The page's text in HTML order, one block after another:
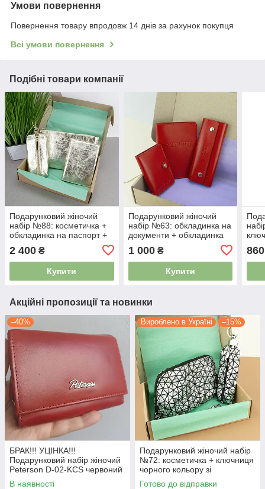
Умови повернення
Повернення товару впродовж 14 днів за рахунок покупця
Всі умови повернення
Подібні товари компанії
Подарунковий жіночий
набір №88: косметичка +
обкладинка на паспорт +
2 400 ₴
Купити
Подарунковий жіночий
набір №63: обкладинка на
документи + обкладинка
(червоний)
1 000₴
Купити
860
Акційні пропозиції та новинки
–40%
БРАК!!! УЦІНКА!!!
Подарунковий набір жіночий
Peterson D-02-KCS червоний
(гаманець та брелок)
В наявності
Вироблено в Україні –15%
Подарунковий жіночий набір
№72: косметичка + ключниця
чорного кольору зі
сріблястими трикутниками
Готово до відправки